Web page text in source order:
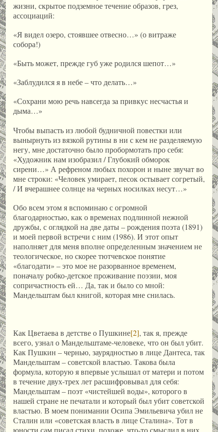
жизни, скрытое подземное течение образов, грез,
ассоциаций:
«Я видел озеро, стоявшее отвесно…» (о витраже
собора!)
«Быть может, прежде губ уже родился шепот…»
«Заблудился я в небе – что делать…»
«Сохрани мою речь навсегда за привкус несчастья и
дыма…»
Чтобы выпасть из любой будничной повестки или
вынырнуть из вязкой рутины в ни с кем не разделяемую
негу, мне достаточно было пробормотать про себя:
«Художник нам изобразил / Глубокий обморок
сирени…» А рефреном любых похорон и ныне звучат во
мне строки: «Человек умирает, песок остывает согретый,
/ И вчерашнее солнце на черных носилках несут…»
Обо всем этом я вспоминаю с огромной
благодарностью, как о временах подлинной нежной
дружбы, с оглядкой на две даты – рождения поэта (1891)
и моей первой встречи с ним (1986). И этот опыт
наполняет для меня вполне определенным значением не
теологическое, но скорее тютчевское понятие
«благодати» – это мое не разорванное временем,
поначалу робко-детское проживание поэзии, моя
сопричастность ей… Да, так и было со мной:
Мандельштам был книгой, которая мне снилась.
Как Цветаева в детстве о Пушкине[2], так я, прежде
всего, узнал о Мандельштаме-человеке, что он был убит.
Как Пушкин – чернью, заурядностью в лице Дантеса, так
Мандельштам – советской властью. Такова была
формула, которую я впервые услышал от матери и потом
в течение двух-трех лет расшифровывал для себя:
Мандельштам – поэт «чистейшей воды», которого в
нашей стране не печатали и который был убит советской
властью. В моем понимании Осипа Эмильевича убил не
Сталин или «советская власть в лице Сталина». Тот в
юности сам писал стихи, похоже, что-то смыслил в них